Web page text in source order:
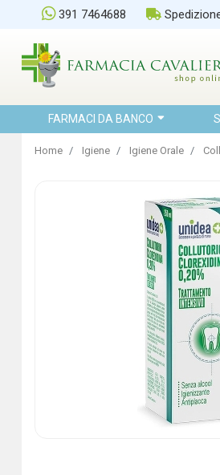
391 7464688
FARMACI DA BANCO
Home Igiene Igiene Orale